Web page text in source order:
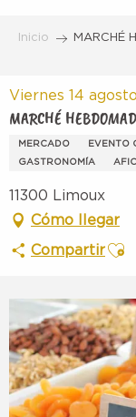
Inicio MARCHÉ
Viernes 14
MARCHÉ
MERCADO EVENTO
GASTRONOMÍA
11300 Limoux
Cómo llegar
Compartir